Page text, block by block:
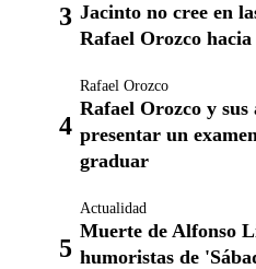
Jacinto no cree en
Rafael Orozco
Rafael Orozco
Rafael Orozco y sus
presentar un
graduar
Actualidad
Muerte de Alfonso
humoristas de